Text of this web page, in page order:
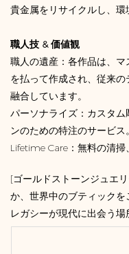
貴金属をリサイクルし、環
職人技 & 価値観
職人の遺産：各作品は、
を払って作成され、従来
融合しています。
パーソナライズ：カスタ
ンのための特注のサービス。
Lifetime Care：無料の清掃
[ゴールドストーンジュエ
か、世界中のブティックを
レガシーが現代に出会う場